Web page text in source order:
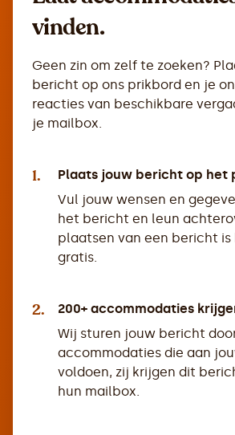
vinden.
Geen zin om zelf te zoeken?
bericht op ons prikbord en je
reacties van beschikbare
je mailbox.
1.
Plaats jouw bericht op het
Vul jouw wensen en
het bericht en leun
plaatsen van een bericht is
gratis.
2.
200+ accommodaties
Wij sturen jouw bericht
accommodaties die aan
voldoen, zij krijgen dit
hun mailbox.